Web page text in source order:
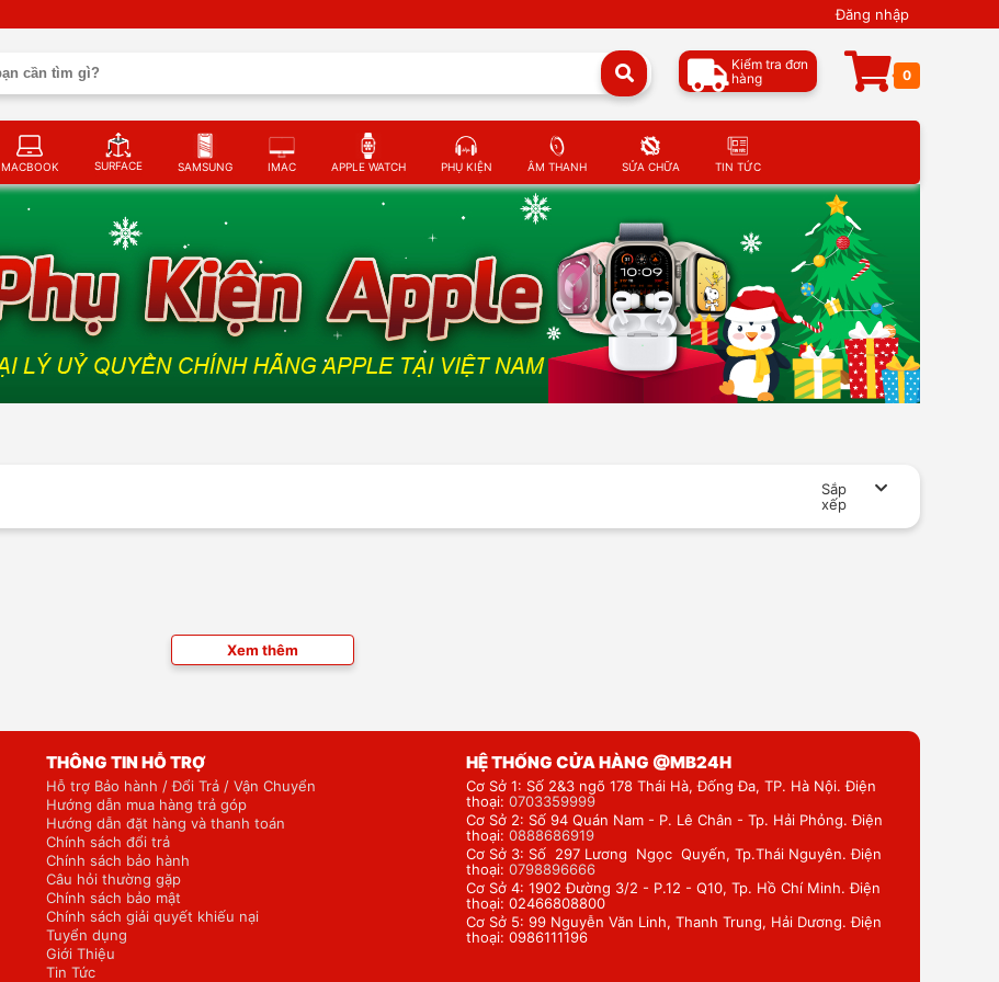
Đăng nhập
Kiểm tra đơn
hàng
0
MACBOOK SURFACE SAMSUNG IMAC APPLE WATCH PHỤ KIỆN ÂM THANH SỬA CHỮA TIN TỨC
Sắp
xếp
Xem thêm
THÔNG TIN HỖ TRỢ
Hỗ trợ Bảo hành / Đổi Trả / Vận Chuyển
Hướng dẫn mua hàng trả góp
Hướng dẫn đặt hàng và thanh toán
Chính sách đổi trả
Chính sách bảo hành
Câu hỏi thường gặp
Chính sách bảo mật
Chính sách giải quyết khiếu nại
Tuyển dụng
Giới Thiệu
Tin Tức
HỆ THỐNG CỬA HÀNG @MB24H
Cơ Sở 1: Số 2&3 ngõ 178 Thái Hà, Đống Đa, TP. Hà Nội. Điện
thoại: 0703359999
Cơ Sở 2: Số 94 Quán Nam - P. Lê Chân - Tp. Hải Phỏng. Điện
thoại: 0888686919
Cơ Sở 3: Số 297 Lương Ngọc Quyến, Tp.Thái Nguyên. Điện
thoại: 0798896666
Cơ Sở 4: 1902 Đường 3/2 - P.12 - Q10, Tp. Hồ Chí Minh. Điện
thoại: 02466808800
Cơ Sở 5: 99 Nguyễn Văn Linh, Thanh Trung, Hải Dương. Điện
thoại: 0986111196